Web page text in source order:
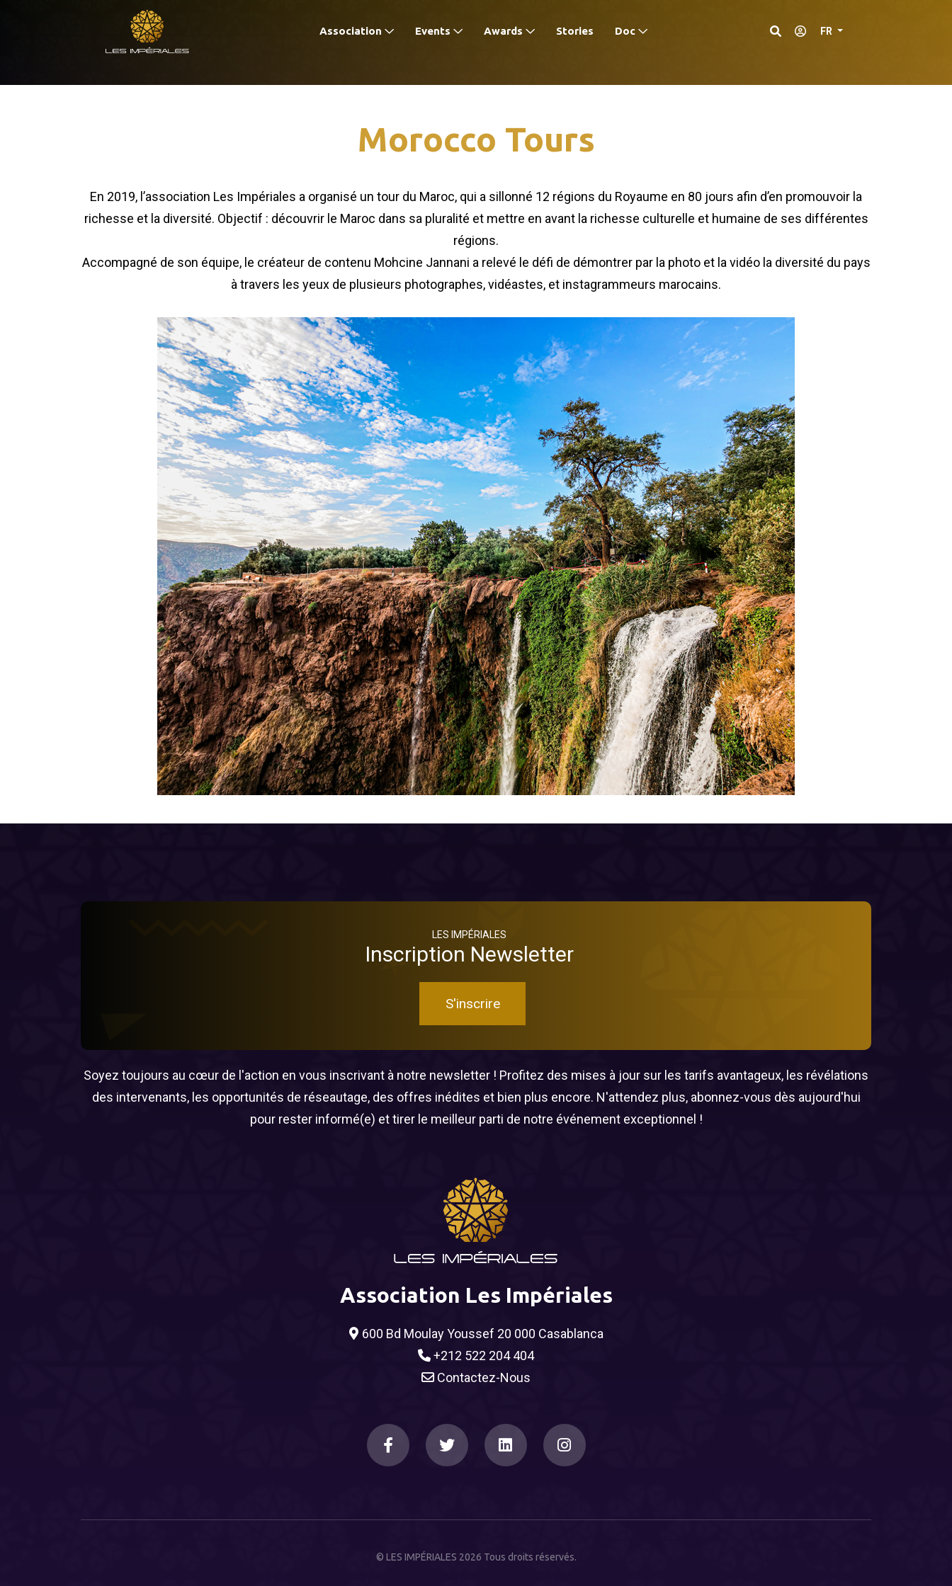
Association Events Awards Stories Doc FR
Morocco Tours
En 2019, l’association Les Impériales a organisé un tour du Maroc, qui a sillonné 12 régions du Royaume en 80 jours afin d’en promouvoir la
richesse et la diversité. Objectif : découvrir le Maroc dans sa pluralité et mettre en avant la richesse culturelle et humaine de ses différentes
régions.
Accompagné de son équipe, le créateur de contenu Mohcine Jannani a relevé le défi de démontrer par la photo et la vidéo la diversité du pays
à travers les yeux de plusieurs photographes, vidéastes, et instagrammeurs marocains.
LES IMPÉRIALES
Inscription Newsletter
S'inscrire
Soyez toujours au cœur de l'action en vous inscrivant à notre newsletter ! Profitez des mises à jour sur les tarifs avantageux, les révélations
des intervenants, les opportunités de réseautage, des offres inédites et bien plus encore. N'attendez plus, abonnez-vous dès aujourd'hui
pour rester informé(e) et tirer le meilleur parti de notre événement exceptionnel !
Association Les Impériales
600 Bd Moulay Youssef 20 000 Casablanca
+212 522 204 404
Contactez-Nous
© LES IMPÉRIALES 2026 Tous droits réservés.